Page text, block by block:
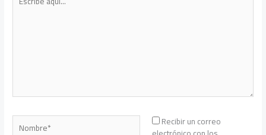
aquí...
Nombre* Recibir un correo